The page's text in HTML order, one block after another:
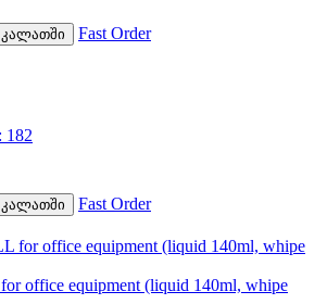
კალათში Fast Order
182
კალათში Fast Order
office equipment (liquid 140ml, whipe